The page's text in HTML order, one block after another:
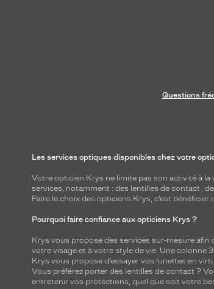
Questions
Les services optiques disponibles chez votre
Votre opticien Krys ne limite pas son activité à la
services, notamment : des lentilles de contact ;
Faire le choix des opticiens Krys, c’est
Pourquoi faire confiance aux opticiens Krys ?
Krys vous propose des services sur-mesure
votre visage et à votre style de vie. Une colonne
Krys vous propose d’essayer vos lunettes en
Vous préférez porter des lentilles de contact ?
entretenir vos protections, quel que soit votre